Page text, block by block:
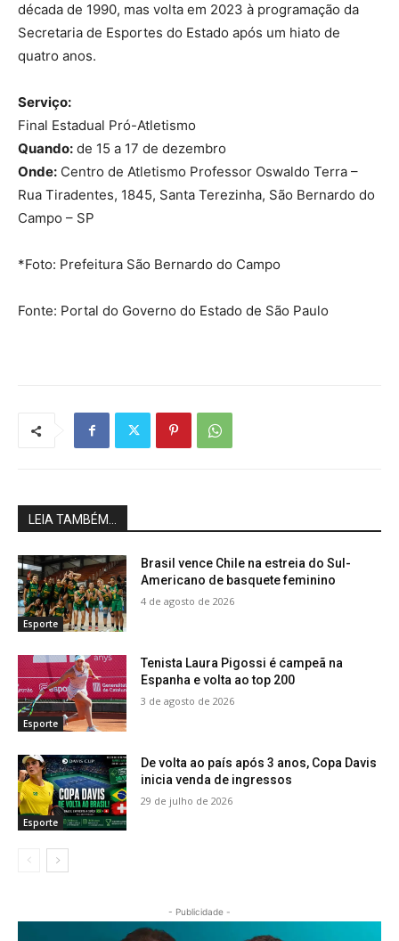
década de 1990, mas volta em 2023 à programação da
Secretaria de Esportes do Estado após um hiato de
quatro anos.
Serviço:
Final Estadual Pró-Atletismo
Quando: de 15 a 17 de dezembro
Onde: Centro de Atletismo Professor Oswaldo Terra –
Rua Tiradentes, 1845, Santa Terezinha, São Bernardo do
Campo – SP
*Foto: Prefeitura São Bernardo do Campo
Fonte: Portal do Governo do Estado de São Paulo
LEIA TAMBÉM...
Esporte
Brasil vence Chile na estreia do Sul-
Americano de basquete feminino
4 de agosto de 2026
Esporte
Tenista Laura Pigossi é campeã na
Espanha e volta ao top 200
3 de agosto de 2026
Esporte
De volta ao país após 3 anos, Copa Davis
inicia venda de ingressos
29 de julho de 2026
- Publicidade -